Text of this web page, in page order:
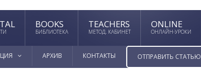
BOOKS
БИБЛИОТЕКА
TEACHERS
МЕТОД. КАБИНЕТ
ONLINE
ОНЛАЙН-УРОКИ
АРХИВ КОНТАКТЫ ОТПРАВИТЬ СТАТЬЮ